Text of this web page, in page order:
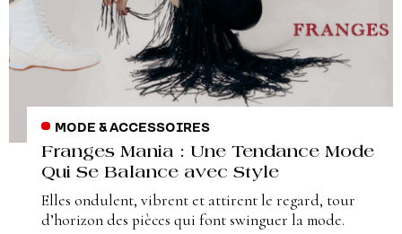
MODE & ACCESSOIRES
Franges Mania : Une Tendance Mode
Qui Se Balance avec Style
Elles ondulent, vibrent et attirent le regard, tour
d’horizon des pièces qui font swinguer la mode.